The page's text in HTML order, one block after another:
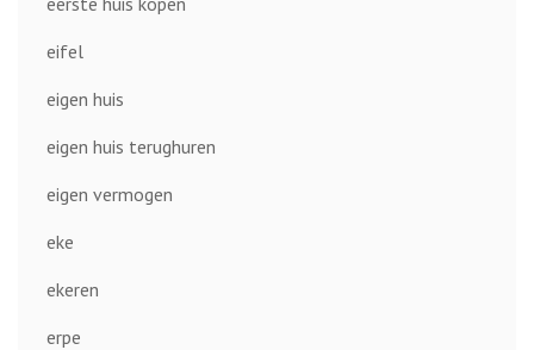
eifel
eigen huis
eigen huis terughuren
eigen vermogen
eke
ekeren
erpe